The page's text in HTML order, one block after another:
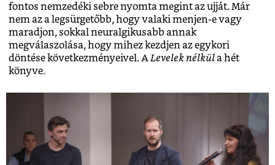
fontos nemzedéki sebre nyomta megint az ujját. Már
nem az a legsürgetőbb, hogy valaki menjen-e vagy
maradjon, sokkal neuralgikusabb annak
megválaszolása, hogy mihez kezdjen az egykori
döntése következményeivel. ALevelek nélküla hét
könyve.